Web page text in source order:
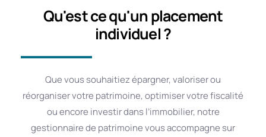
Qu'est ce qu'un placement
individuel ?
Que vous souhaitiez épargner, valoriser ou
réorganiser votre patrimoine, optimiser votre fiscalité
ou encore investir dans l’immobilier, notre
gestionnaire de patrimoine vous accompagne sur